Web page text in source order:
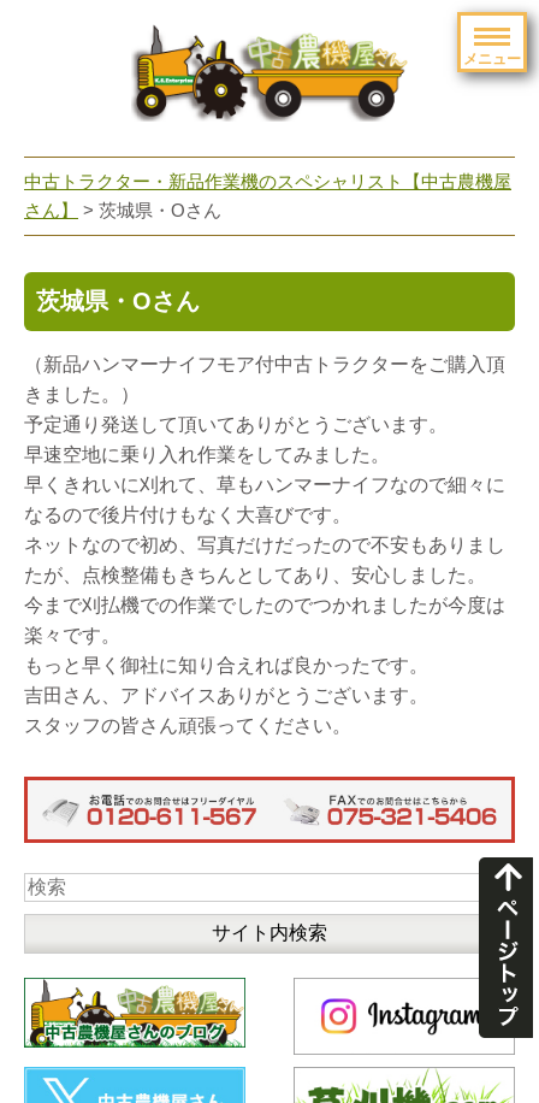
メニュー
navigation
中古トラクター・新品作業機のスペシャリスト【中古農機屋
さん】
> 茨城県・Oさん
茨城県・Oさん
（新品ハンマーナイフモア付中古トラクターをご購入頂
きました。）
予定通り発送して頂いてありがとうございます。
早速空地に乗り入れ作業をしてみました。
早くきれいに刈れて、草もハンマーナイフなので細々に
なるので後片付けもなく大喜びです。
ネットなので初め、写真だけだったので不安もありまし
たが、点検整備もきちんとしてあり、安心しました。
今まで刈払機での作業でしたのでつかれましたが今度は
楽々です。
もっと早く御社に知り合えれば良かったです。
吉田さん、アドバイスありがとうございます。
スタッフの皆さん頑張ってください。